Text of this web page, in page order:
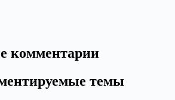
комментарии
темы